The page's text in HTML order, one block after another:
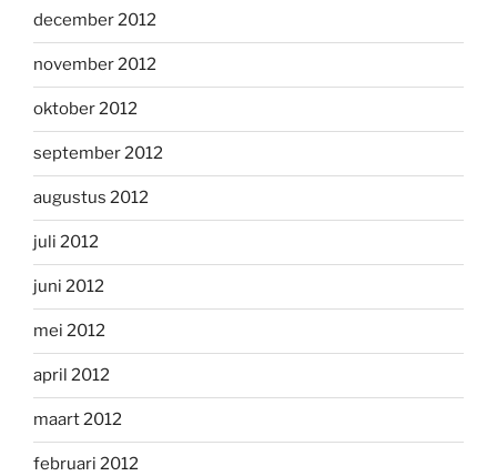
december 2012
november 2012
oktober 2012
september 2012
augustus 2012
juli 2012
juni 2012
mei 2012
april 2012
maart 2012
februari 2012